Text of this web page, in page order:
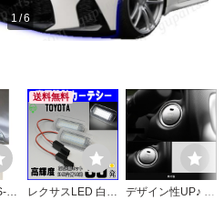
1/6
F
送料無料
レクサスLED 白
デザイン性UP♪ シ